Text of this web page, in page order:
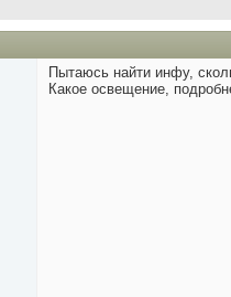
Пытаюсь найти инфу,
Какое освещение,